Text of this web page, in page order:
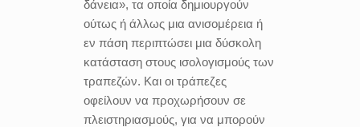
δάνεια», τα οποία δημιουργούν
ούτως ή άλλως μια ανισομέρεια ή
εν πάση περιπτώσει μια δύσκολη
κατάσταση στους ισολογισμούς των
τραπεζών. Και οι τράπεζες
οφείλουν να προχωρήσουν σε
πλειστηριασμούς, για να μπορούν